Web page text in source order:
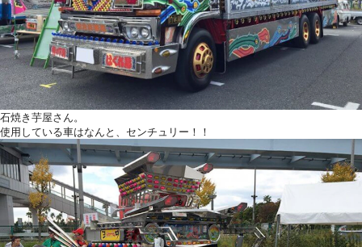
石焼き芋屋さん。
使用している車はなんと、センチュリー！！